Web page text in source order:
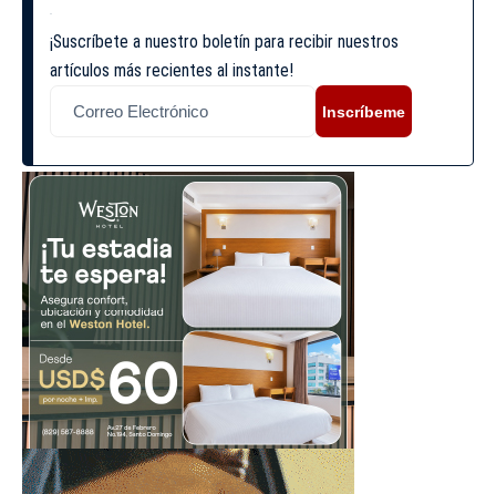
¡Suscríbete a nuestro boletín para recibir nuestros
artículos más recientes al instante!
Inscríbeme